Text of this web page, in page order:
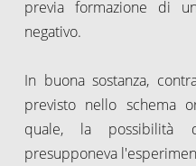
previa formazione di
negativo.
In buona sostanza,
previsto nello schema
quale, la possibilità
presupponeva